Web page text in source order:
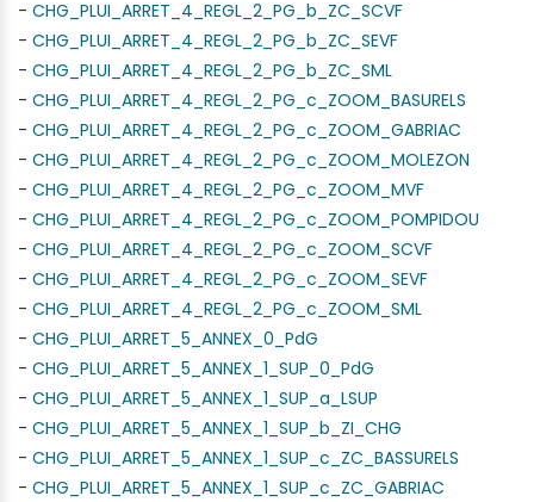
- CHG_PLUI_ARRET_4_REGL_2_PG_b_ZC_SCVF
- CHG_PLUI_ARRET_4_REGL_2_PG_b_ZC_SEVF
- CHG_PLUI_ARRET_4_REGL_2_PG_b_ZC_SML
- CHG_PLUI_ARRET_4_REGL_2_PG_c_ZOOM_BASURELS
- CHG_PLUI_ARRET_4_REGL_2_PG_c_ZOOM_GABRIAC
- CHG_PLUI_ARRET_4_REGL_2_PG_c_ZOOM_MOLEZON
- CHG_PLUI_ARRET_4_REGL_2_PG_c_ZOOM_MVF
- CHG_PLUI_ARRET_4_REGL_2_PG_c_ZOOM_POMPIDOU
- CHG_PLUI_ARRET_4_REGL_2_PG_c_ZOOM_SCVF
- CHG_PLUI_ARRET_4_REGL_2_PG_c_ZOOM_SEVF
- CHG_PLUI_ARRET_4_REGL_2_PG_c_ZOOM_SML
- CHG_PLUI_ARRET_5_ANNEX_0_PdG
- CHG_PLUI_ARRET_5_ANNEX_1_SUP_0_PdG
- CHG_PLUI_ARRET_5_ANNEX_1_SUP_a_LSUP
- CHG_PLUI_ARRET_5_ANNEX_1_SUP_b_ZI_CHG
- CHG_PLUI_ARRET_5_ANNEX_1_SUP_c_ZC_BASSURELS
- CHG_PLUI_ARRET_5_ANNEX_1_SUP_c_ZC_GABRIAC